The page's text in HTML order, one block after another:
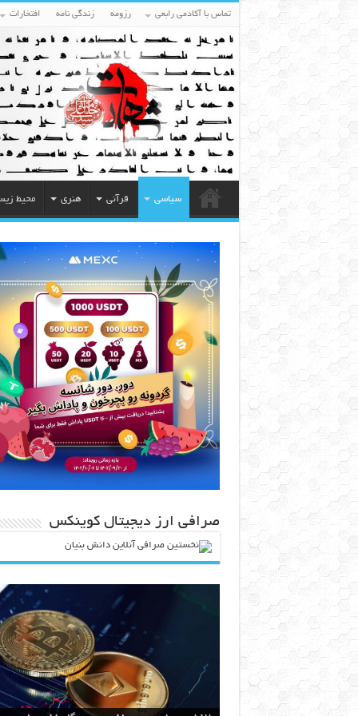
تماس با آکادمی رابعی رزومه زندگی نامه افتخارات
سیاسی قرآنی هنری محیط
صرافی ارز دیجیتال کوینکس